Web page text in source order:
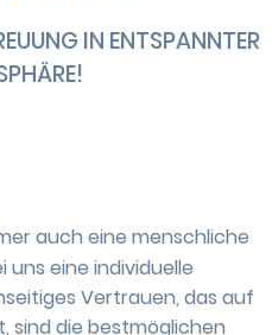
IN ENTSPANNTER
auch eine menschliche
uns eine individuelle
Vertrauen, das auf
sind die bestmöglichen